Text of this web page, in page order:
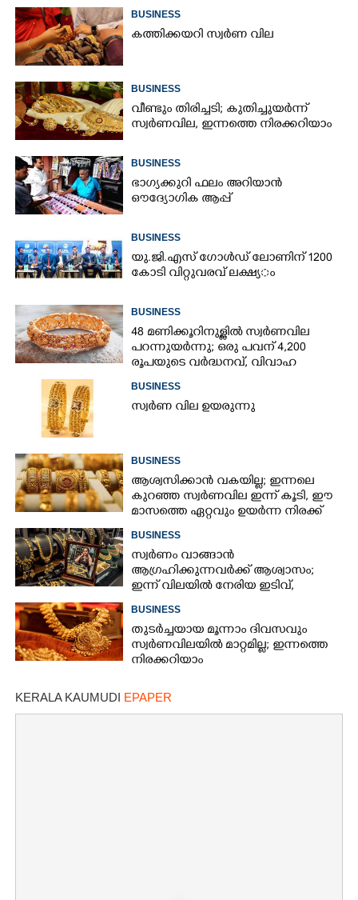
BUSINESS
കത്തിക്കയറി സ്വർണ വില
BUSINESS
വീണ്ടും തിരിച്ചടി; കുതിച്ചുയർന്ന്
സ്വർണവില, ഇന്നത്തെ നിരക്കറിയാം
BUSINESS
ഭാഗ്യക്കുറി ഫലം അറിയാൻ
ഔദ്യോഗിക ആപ്പ്
BUSINESS
യു.​ജി.​എ​സ് ​ഗോ​ൾ​ഡ് ​ലോണിന് 1200​ ​
കോ​ടി​ ​വി​റ്റു​വ​ര​വ് ​ല​ക്ഷ്യ​ം
BUSINESS
48 മണിക്കൂറിനുള്ളിൽ സ്വർണവില
പറന്നുയർന്നു; ഒരു പവന് 4,200
രൂപയുടെ വർദ്ധനവ്, വിവാഹ
BUSINESS
സ്വർണ വില ഉയരുന്നു
BUSINESS
ആശ്വസിക്കാൻ വകയില്ല; ഇന്നലെ
കുറഞ്ഞ സ്വർണവില ഇന്ന് കൂടി, ഈ
മാസത്തെ ഏറ്റവും ഉയർന്ന നിരക്ക്
BUSINESS
സ്വർണം വാങ്ങാൻ
ആഗ്രഹിക്കുന്നവർക്ക് ആശ്വാസം;
ഇന്ന് വിലയിൽ നേരിയ ഇടിവ്,
BUSINESS
തുടർച്ചയായ മൂന്നാം ദിവസവും
സ്വർണവിലയിൽ മാറ്റമില്ല; ഇന്നത്തെ
നിരക്കറിയാം
KERALA KAUMUDI EPAPER